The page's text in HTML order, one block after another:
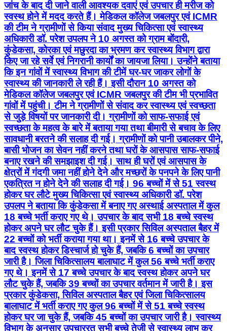
जांच के बाद दी जाने वाली आवश्यक दवाएं एवं उपचार ही मरीज को
स्वस्थ होने में मदद करते हैं। मेडिकल कॉलेज जबलपुर एवं ICMR
की टीम ने ग्रामीणों से किया संवाद मुख्य चिकित्सा एवं स्वास्थ्य
अधिकारी डॉ. परेश उपलप ने 10 अगस्त को ग्राम बोंदारी,
कुंडेकसा, कोरका एवं मछुरदा का भ्रमण कर स्वास्थ्य विभाग द्वारा
किए जा रहे सर्वे एवं निगरानी कार्यों का जायजा लिया। उन्होंने बताया
कि इन गांवों में स्वास्थ्य विभाग की टीमें घर-घर जाकर लोगों के
स्वास्थ्य की जानकारी ले रही हैं। इसी दौरान 10 अगस्त को
मेडिकल कॉलेज जबलपुर एवं ICMR जबलपुर की टीम भी प्रभावित
गांवों में पहुंची। टीम ने ग्रामीणों से संवाद कर स्वास्थ्य एवं स्वच्छता
से जुड़े विषयों पर जानकारी दी। ग्रामीणों को साफ-सफाई एवं
स्वच्छता के महत्व के बारे में बताया गया तथा बीमारी से बचाव के लिए
सावधानी बरतने की सलाह दी गई। ग्रामीणों को पानी उबालकर पीने,
बासी भोजन का सेवन नहीं करने तथा घरों के आसपास साफ-सफाई
बनाए रखने की समझाइश दी गई। साथ ही घरों एवं आसपास के
क्षेत्रों में गंदगी जमा नहीं होने देने और मच्छरों के पनपने के लिए पानी
एकत्रित न होने देने की सलाह दी गई। 96 बच्चों में से 51 स्वस्थ
होकर घर लौटे मुख्य चिकित्सा एवं स्वास्थ्य अधिकारी डॉ. परेश
उपलप ने बताया कि कुंडेकसा में बनाए गए अस्थाई अस्पताल में कुल
18 बच्चे भर्ती कराए गए थे। उपचार के बाद सभी 18 बच्चे स्वस्थ
होकर अपने घर लौट चुके हैं। इसी प्रकार सिविल अस्पताल बैहर में
22 बच्चों को भर्ती कराया गया था। इनमें से 16 बच्चे उपचार के
बाद स्वस्थ होकर डिस्चार्ज हो चुके हैं, जबकि 6 बच्चों का उपचार
जारी है। जिला चिकित्सालय बालाघाट में कुल 56 बच्चे भर्ती कराए
गए थे। इनमें से 17 बच्चे उपचार के बाद स्वस्थ होकर अपने घर
लौट चुके हैं, जबकि 39 बच्चों का उपचार वर्तमान में जारी है। इस
प्रकार कुंडेकसा, सिविल अस्पताल बैहर एवं जिला चिकित्सालय
बालाघाट में भर्ती कराए गए कुल 96 बच्चों में से 51 बच्चे स्वस्थ
होकर घर जा चुके हैं, जबकि 45 बच्चों का उपचार जारी है। स्वास्थ्य
विभाग के अनुसार उपचाररत सभी बच्चे तेजी से स्वास्थ्य लाभ कर